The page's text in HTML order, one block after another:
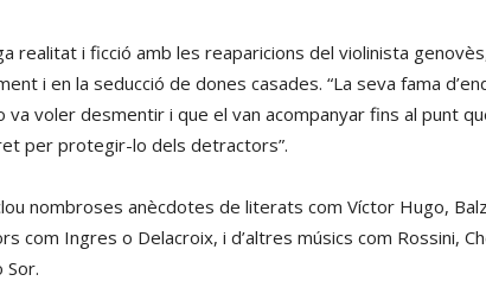
realitat i ficció amb les reaparicions del violinista
i en la seducció de dones casades. “La seva fama
va voler desmentir i que el van acompanyar fins al punt
per protegir-lo dels detractors”.
nombroses anècdotes de literats com Víctor Hugo,
com Ingres o Delacroix, i d’altres músics com Rossini,
Sor.